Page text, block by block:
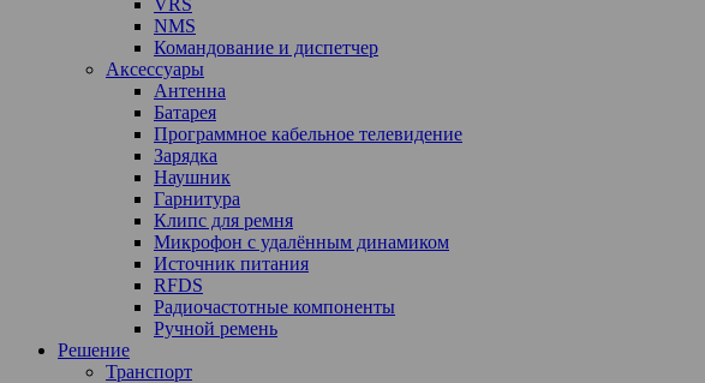
VRS
NMS
Командование и диспетчер
Аксессуары
Антенна
Батарея
Программное кабельное телевидение
Зарядка
Наушник
Гарнитура
Клипс для ремня
Микрофон с удалённым динамиком
Источник питания
RFDS
Радиочастотные компоненты
Ручной ремень
Решение
Транспорт